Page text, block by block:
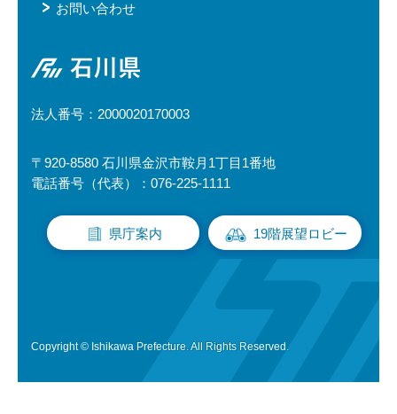
お問い合わせ
石川県
法人番号：2000020170003
〒920-8580 石川県金沢市鞍月1丁目1番地
電話番号（代表）：076-225-1111
県庁案内 19階展望ロビー
Copyright © Ishikawa Prefecture. All Rights Reserved.